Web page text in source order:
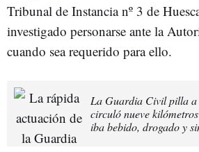
Tribunal de Instancia nº 3 de
investigado personarse ante la
cuando sea requerido para ello.
La Guardia Civil pilla a
circuló nueve
iba bebido, drogado y